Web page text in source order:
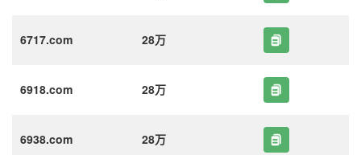
6717.com 28万
6918.com 28万
6938.com 28万